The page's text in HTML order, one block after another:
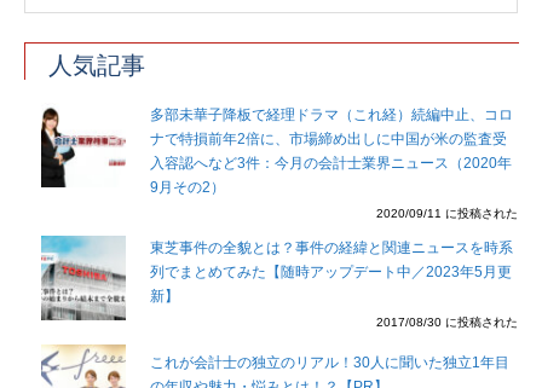
人気記事
多部未華子降板で経理ドラマ（これ経）続編中止、コロ
ナで特損前年2倍に、市場締め出しに中国が米の監査受
入容認へなど3件：今月の会計士業界ニュース（2020年
9月その2）
2020/09/11 に投稿された
東芝事件の全貌とは？事件の経緯と関連ニュースを時系
列でまとめてみた【随時アップデート中／2023年5月更
新】
2017/08/30 に投稿された
これが会計士の独立のリアル！30人に聞いた独立1年目